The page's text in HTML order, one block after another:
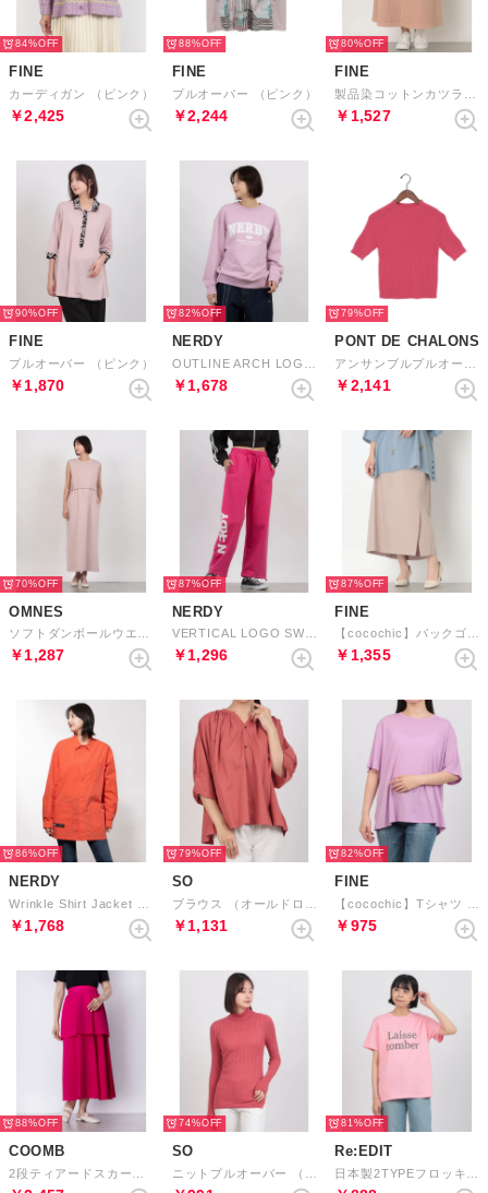
84%
FINE
カーディガン （ピンク）
￥2,425
88%
FINE
プルオーバー （ピンク）
￥2,244
80%
FINE
￥1,527
90%
FINE
プルオーバー （ピンク）
￥1,870
82%
NERDY
￥1,678
79%
PONT DE CHALONS
￥2,141
70%
OMNES
￥1,287
87%
NERDY
￥1,296
87%
FINE
￥1,355
86%
NERDY
￥1,768
79%
SO
￥1,131
82%
FINE
￥975
88%
COOMB
74%
SO
81%
Re:EDIT